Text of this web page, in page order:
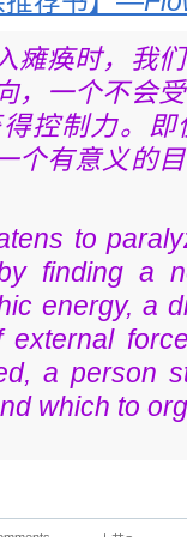
瘫痪时，我
，一个不会
控制力。
个有意义的
to
finding a
energy, a
a person
which to